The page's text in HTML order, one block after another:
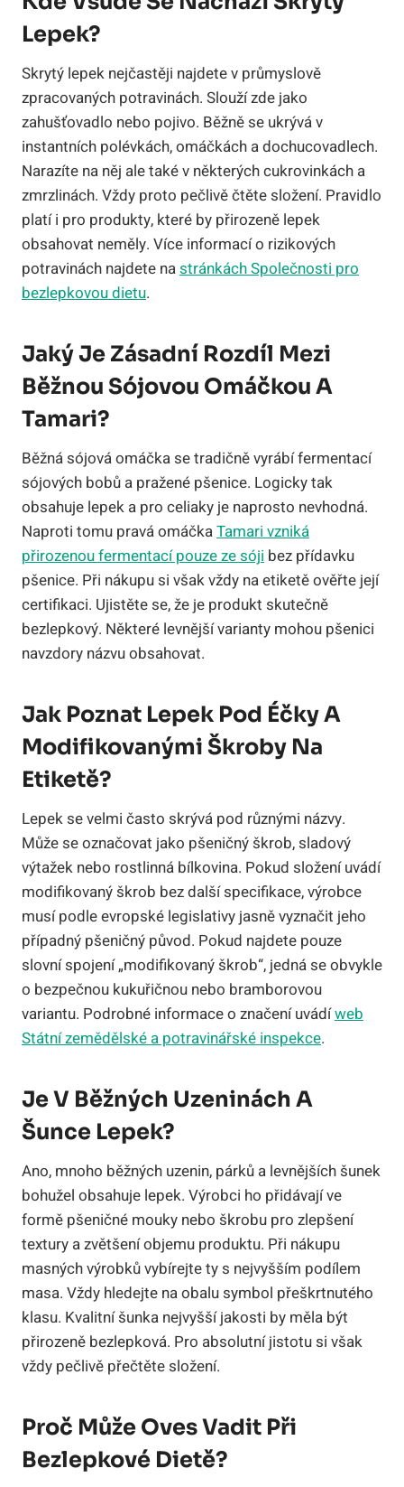
Lepek?
Skrytý lepek nejčastěji najdete v průmyslově
zpracovaných potravinách. Slouží zde jako
zahušťovadlo nebo pojivo. Běžně se ukrývá v
instantních polévkách, omáčkách a dochucovadlech.
Narazíte na něj ale také v některých cukrovinkách a
zmrzlinách. Vždy proto pečlivě čtěte složení. Pravidlo
platí i pro produkty, které by přirozeně lepek
obsahovat neměly. Více informací o rizikových
potravinách najdete nastránkách Společnosti pro
bezlepkovou dietu.
Jaký Je Zásadní Rozdíl Mezi
Běžnou Sójovou Omáčkou A
Tamari?
Běžná sójová omáčka se tradičně vyrábí fermentací
sójových bobů a pražené pšenice. Logicky tak
obsahuje lepek a pro celiaky je naprosto nevhodná.
Naproti tomu pravá omáčkaTamari vzniká
přirozenou fermentací pouze ze sóji bez přídavku
pšenice. Při nákupu si však vždy na etiketě ověřte její
certifikaci. Ujistěte se, že je produkt skutečně
bezlepkový. Některé levnější varianty mohou pšenici
navzdory názvu obsahovat.
Jak Poznat Lepek Pod Éčky A
Modifikovanými Škroby Na
Etiketě?
Lepek se velmi často skrývá pod různými názvy.
Může se označovat jako pšeničný škrob, sladový
výtažek nebo rostlinná bílkovina. Pokud složení uvádí
modifikovaný škrob bez další specifikace, výrobce
musí podle evropské legislativy jasně vyznačit jeho
případný pšeničný původ. Pokud najdete pouze
slovní spojení „modifikovaný škrob“, jedná se obvykle
o bezpečnou kukuřičnou nebo bramborovou
variantu. Podrobné informace o značení uvádíweb
Státní zemědělské a potravinářské inspekce.
Je V Běžných Uzeninách A
Šunce Lepek?
Ano, mnoho běžných uzenin, párků a levnějších šunek
bohužel obsahuje lepek. Výrobci ho přidávají ve
formě pšeničné mouky nebo škrobu pro zlepšení
textury a zvětšení objemu produktu. Při nákupu
masných výrobků vybírejte ty s nejvyšším podílem
masa. Vždy hledejte na obalu symbol přeškrtnutého
klasu. Kvalitní šunka nejvyšší jakosti by měla být
přirozeně bezlepková. Pro absolutní jistotu si však
vždy pečlivě přečtěte složení.
Proč Může Oves Vadit Při
Bezlepkové Dietě?